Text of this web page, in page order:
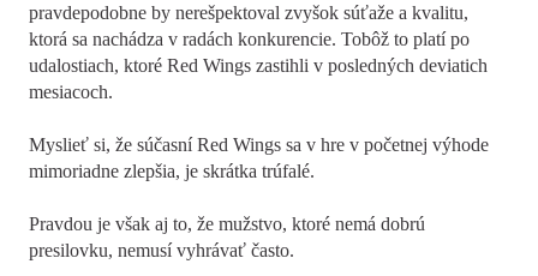
pravdepodobne by nerešpektoval zvyšok súťaže a kvalitu,
ktorá sa nachádza v radách konkurencie. Tobôž to platí po
udalostiach, ktoré Red Wings zastihli v posledných deviatich
mesiacoch.
Myslieť si, že súčasní Red Wings sa v hre v početnej výhode
mimoriadne zlepšia, je skrátka trúfalé.
Pravdou je však aj to, že mužstvo, ktoré nemá dobrú
presilovku, nemusí vyhrávať často.